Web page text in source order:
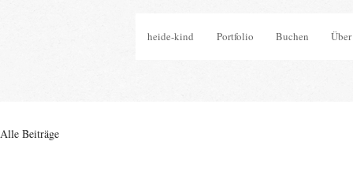
heide-kind Portfolio Buchen
Alle Beiträge